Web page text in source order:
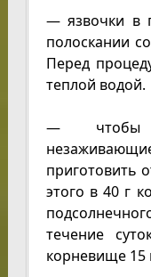
— язвочки в
полоскании
Перед
теплой водой.
— чтобы
приготовить
этого в 40 г
течение
корневище 15